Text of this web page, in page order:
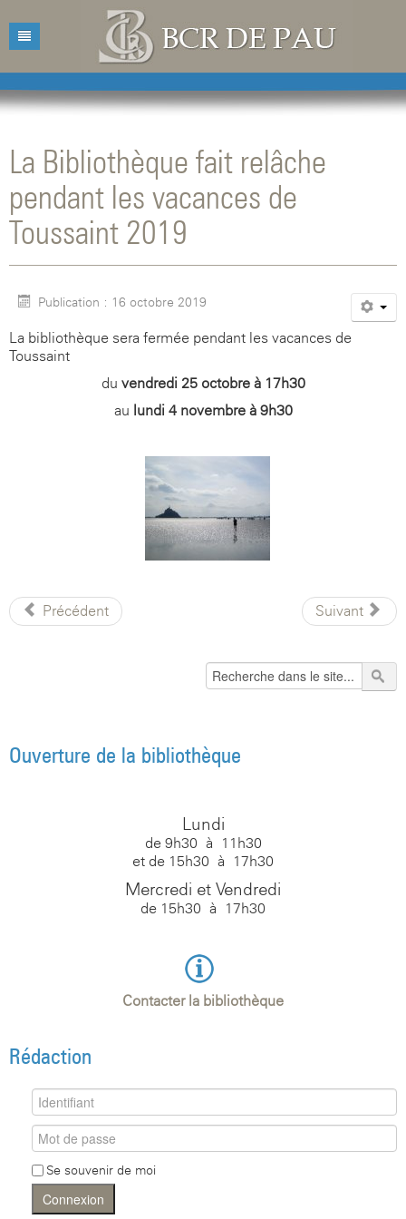
Accueil
Présentation
Horaires d'ouvertures
Contacts
Catalogue
Catalogue des livres
Catalogue des revues
Acquisitions
Bibliographies
Agenda
La Bibliothèque fait relâche
pendant les vacances de
Toussaint 2019
Publication : 16 octobre 2019
La bibliothèque sera fermée pendant les vacances de
Toussaint
du vendredi 25 octobre à 17h30
au lundi 4 novembre à 9h30
Précédent Suivant
Ouverture de la bibliothèque
Lundi
de 9h30 à 11h30
et de 15h30 à 17h30
Mercredi et Vendredi
de 15h30 à 17h30
Contacter la bibliothèque
Rédaction
Se souvenir de moi
Connexion